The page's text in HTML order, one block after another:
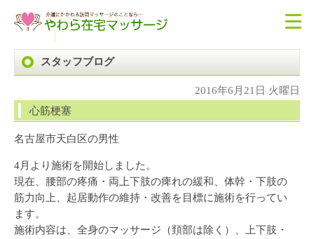
スタッフブログ
2016年6月21日 火曜日
心筋梗塞
名古屋市天白区の男性
4月より施術を開始しました。
現在、腰部の疼痛・両上下肢の痺れの緩和、体幹・下肢の
筋力向上、起居動作の維持・改善を目標に施術を行ってい
ます。
施術内容は、全身のマッサージ（頚部は除く）、上下肢・